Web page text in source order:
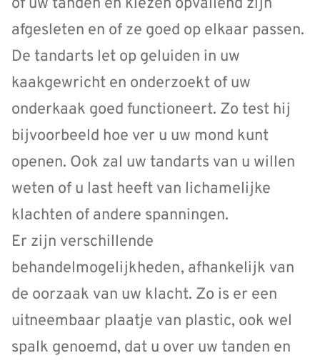
of uw tanden en kiezen opvallend zijn
afgesleten en of ze goed op elkaar passen.
De tandarts let op geluiden in uw
kaakgewricht en onderzoekt of uw
onderkaak goed functioneert. Zo test hij
bijvoorbeeld hoe ver u uw mond kunt
openen. Ook zal uw tandarts van u willen
weten of u last heeft van lichamelijke
klachten of andere spanningen.
Er zijn verschillende
behandelmogelijkheden, afhankelijk van
de oorzaak van uw klacht. Zo is er een
uitneembaar plaatje van plastic, ook wel
spalk genoemd, dat u over uw tanden en